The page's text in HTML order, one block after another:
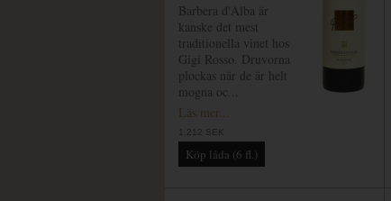
Barbera d'Alba är
kanske det mest
traditionella vinet hos
Gigi Rosso. Druvorna
plockas när de är helt
mogna oc...
Läs mer...
1,212 SEK